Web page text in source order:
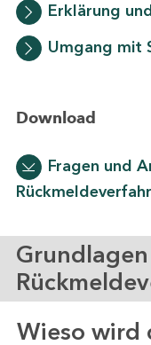
Erklärung
Umgang mit
Download
Fragen und
Wieso wird